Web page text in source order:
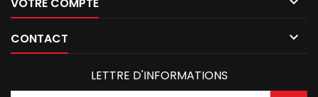
VOTRE COMPTE
CONTACT 
LETTRE D'INFORMATIONS